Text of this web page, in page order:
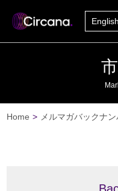
English
Home > メルマガバックナン